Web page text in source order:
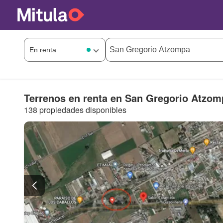
Terrenos en renta en San Gregorio
138 propiedades disponibles